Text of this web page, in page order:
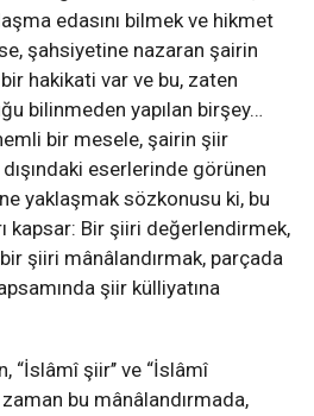
edasını bilmek ve hikmet
şahsiyetine nazaran şairin
hakikati var ve bu, zaten
bilinmeden yapılan birşey…
bir mesele, şairin şiir
eserlerinde görünen
yaklaşmak sözkonusu ki, bu
kapsar: Bir şiiri değerlendirmek,
şiiri mânâlandırmak, parçada
şiir külliyatına
“İslâmî şiir’’ ve “İslâmî
bu mânâlandırmada,